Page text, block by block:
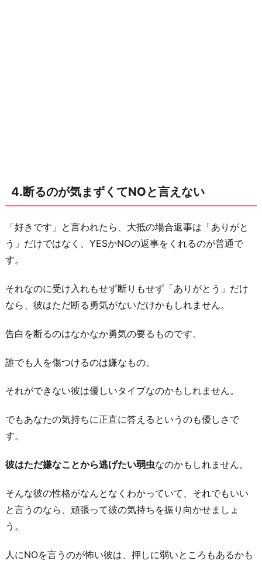
4.断るのが気まずくてNOと言えない
「好きです」と言われたら、大抵の場合返事は「ありがと
う」だけではなく、YESかNOの返事をくれるのが普通で
す。
それなのに受け入れもせず断りもせず「ありがとう」だけ
なら、彼はただ断る勇気がないだけかもしれません。
告白を断るのはなかなか勇気の要るものです。
誰でも人を傷つけるのは嫌なもの。
それができない彼は優しいタイプなのかもしれません。
でもあなたの気持ちに正直に答えるというのも優しさで
す。
彼はただ嫌なことから逃げたい弱虫なのかもしれません。
そんな彼の性格がなんとなくわかっていて、それでもいい
と言うのなら、頑張って彼の気持ちを振り向かせましょ
う。
人にNOを言うのが怖い彼は、押しに弱いところもあるかも